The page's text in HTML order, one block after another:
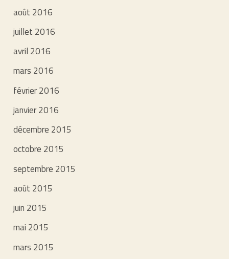
août 2016
juillet 2016
avril 2016
mars 2016
février 2016
janvier 2016
décembre 2015
octobre 2015
septembre 2015
août 2015
juin 2015
mai 2015
mars 2015